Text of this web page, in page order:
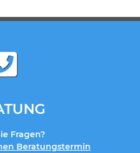
Fragen?
Beratungstermin